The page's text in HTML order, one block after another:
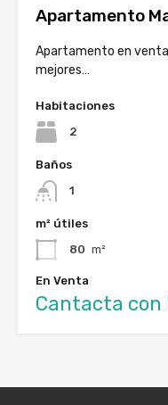
Apartamento
Apartamento en
mejores…
Habitaciones
2
Baños
1
m² útiles
80 m²
En Venta
Cantacta con